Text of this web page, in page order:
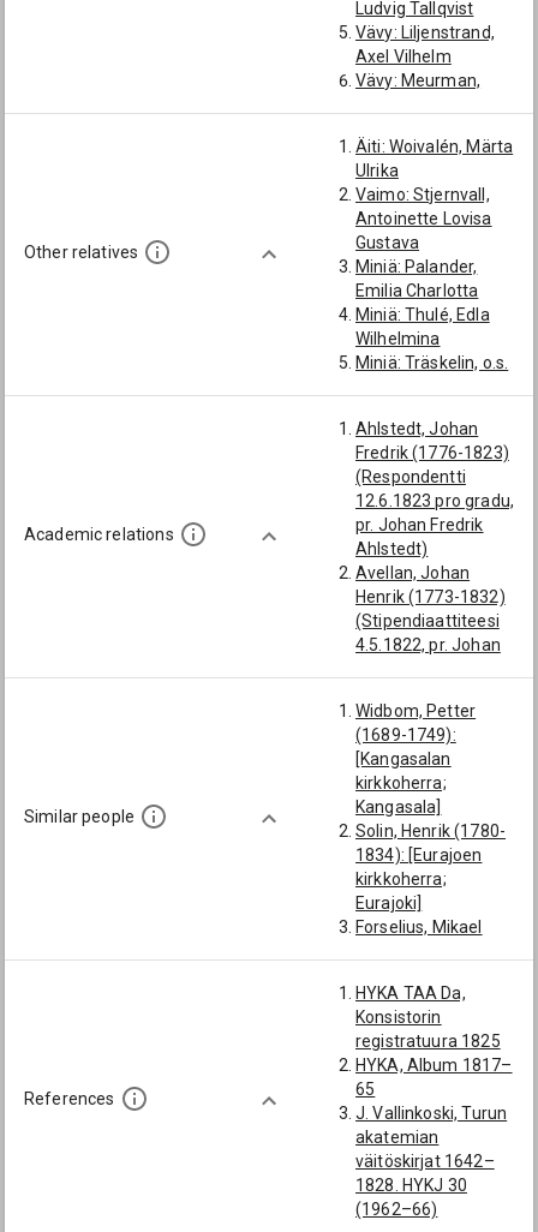
Ludvig Tallqvist
Vävy: Liljenstrand,
Axel Vilhelm
Vävy: Meurman,
Tallqvist, Klas
August
Pojanpoika:
Tallqvist, Axel
Henrik Hjalmar
Pojanpoika:
Tallqvist, Theodor
Waldemar
Other relatives
Äiti: Woivalén, Märta
Ulrika
Vaimo: Stjernvall,
Antoinette Lovisa
Gustava
Miniä: Palander,
Emilia Charlotta
Miniä: Thulé, Edla
Wilhelmina
Miniä: Träskelin, o.s.
Academic relations
Ahlstedt, Johan
Fredrik (1776-1823)
(Respondentti
12.6.1823 pro gradu,
pr. Johan Fredrik
Ahlstedt)
Avellan, Johan
Henrik (1773-1832)
(Stipendiaattiteesi
4.5.1822, pr. Johan
Emanuel :
Respondentti
8.6.1825 pro
exercitio, pr. Henrik
Tallqvist
Sundwall, Johan
Matias (1793-1843)
(Respondentti
8.6.1822 pro
exercitio, pr. Johan
Matias Sundwall)
Nordlund, Karl
Gustaf
Similar people
Widbom, Petter
(1689-1749):
[Kangasalan
kirkkoherra;
Kangasala]
Solin, Henrik (1780-
1834): [Eurajoen
kirkkoherra;
Eurajoki]
Forselius, Mikael
kirkkoherra;
Eurajoki]
Tackou, Matias
(1690-1748):
[Eurajoen
kirkkoherra;
Eurajoki;
Punkalaidun]
Molin, Gustaf (1811-
1882): [Eurajoen
References
HYKA TAA Da,
Konsistorin
registratuura 1825
HYKA, Album 1817–
65
J. Vallinkoski, Turun
akatemian
väitöskirjat 1642–
1828. HYKJ 30
(1962–66)